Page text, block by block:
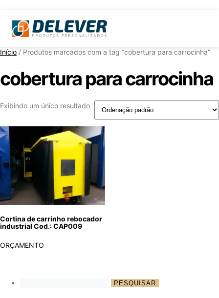
Início / Produtos marcados com a tag “cobertura para carrocinha”
cobertura para carrocinha
Exibindo um único resultado
Cortina de carrinho rebocador
industrial Cod.: CAP009
ORÇAMENTO